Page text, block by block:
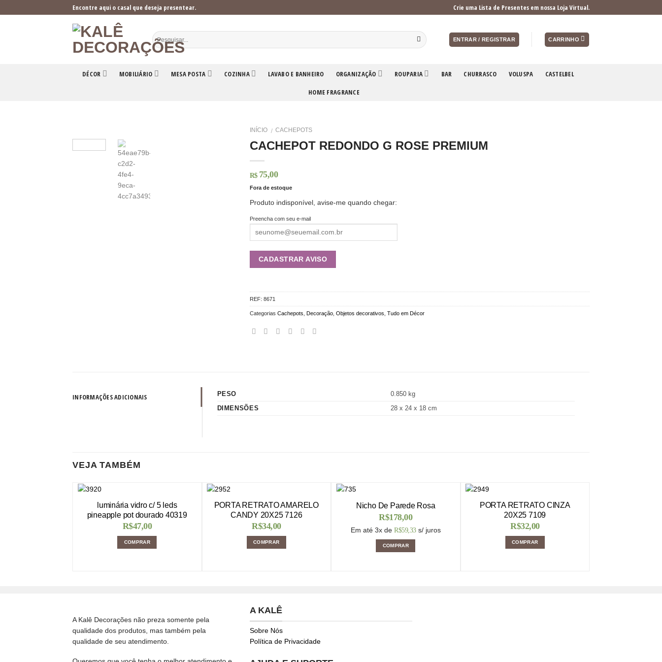
to
Encontre aqui o casal que deseja presentear. Crie uma Lista de Presentes em nossa Loja Virtual.
ENTRAR / REGISTRAR CARRINHO
DÉCOR MOBILIÁRIO MESA POSTA COZINHA LAVABO E BANHEIRO ORGANIZAÇÃO ROUPARIA BAR CHURRASCO VOLUSPA CASTELBEL
HOME FRAGRANCE
INÍCIO / CACHEPOTS
CACHEPOT REDONDO G ROSE PREMIUM
R$ 75,00
Fora de estoque
Produto indisponível, avise-me quando chegar:
Preencha com seu e-mail
REF: 8671
Categorias Cachepots Decoração, Objetos decorativos Tudo em Décor
INFORMAÇÕES ADICIONAIS PESO
0.850 kg
DIMENSÕES
28 x 24 x 18 cm
VEJA TAMBÉM
luminária vidro c/ 5 leds
pineapple pot dourado 40319
R$47,00
COMPRAR
PORTA RETRATO AMARELO
CANDY 20X25 7126
R$34,00
COMPRAR
Nicho De Parede Rosa
R$178,00
Em até 3x de R$59,33 s/ juros
COMPRAR
PORTA RETRATO CINZA
20X25 7109
R$32,00
COMPRAR
A Kalê Decorações não preza somente pela
qualidade dos produtos, mas também pela
qualidade de seu atendimento.
A KALÊ
Sobre Nós
Política de Privacidade